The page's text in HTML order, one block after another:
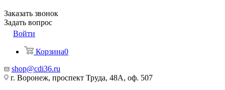
Заказать звонок
Задать вопрос
Войти
Корзина0
shop@cdi36.ru
г. Воронеж, проспект Труда, 48А, оф. 507